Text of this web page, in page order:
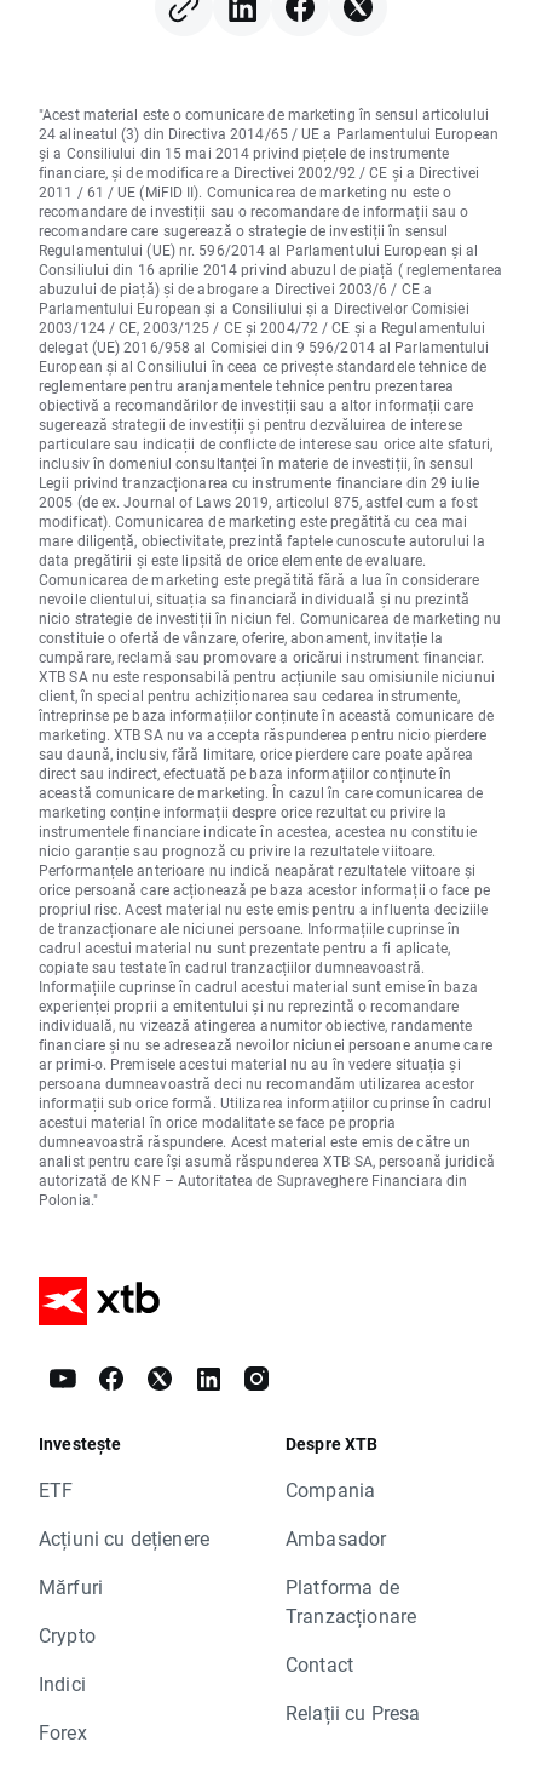
"Acest material este o comunicare de marketing în sensul articolului
24 alineatul (3) din Directiva 2014/65 / UE a Parlamentului European
și a Consiliului din 15 mai 2014 privind piețele de instrumente
financiare, și de modificare a Directivei 2002/92 / CE și a Directivei
2011 / 61 / UE (MiFID II). Comunicarea de marketing nu este o
recomandare de investiții sau o recomandare de informații sau o
recomandare care sugerează o strategie de investiții în sensul
Regulamentului (UE) nr. 596/2014 al Parlamentului European și al
Consiliului din 16 aprilie 2014 privind abuzul de piață ( reglementarea
abuzului de piață) și de abrogare a Directivei 2003/6 / CE a
Parlamentului European și a Consiliului și a Directivelor Comisiei
2003/124 / CE, 2003/125 / CE și 2004/72 / CE și a Regulamentului
delegat (UE) 2016/958 al Comisiei din 9 596/2014 al Parlamentului
European și al Consiliului în ceea ce privește standardele tehnice de
reglementare pentru aranjamentele tehnice pentru prezentarea
obiectivă a recomandărilor de investiții sau a altor informații care
sugerează strategii de investiții și pentru dezvăluirea de interese
particulare sau indicații de conflicte de interese sau orice alte sfaturi,
inclusiv în domeniul consultanței în materie de investiții, în sensul
Legii privind tranzacționarea cu instrumente financiare din 29 iulie
2005 (de ex. Journal of Laws 2019, articolul 875, astfel cum a fost
modificat). Comunicarea de marketing este pregătită cu cea mai
mare diligență, obiectivitate, prezintă faptele cunoscute autorului la
data pregătirii și este lipsită de orice elemente de evaluare.
Comunicarea de marketing este pregătită fără a lua în considerare
nevoile clientului, situația sa financiară individuală și nu prezintă
nicio strategie de investiții în niciun fel. Comunicarea de marketing nu
constituie o ofertă de vânzare, oferire, abonament, invitație la
cumpărare, reclamă sau promovare a oricărui instrument financiar.
XTB SA nu este responsabilă pentru acțiunile sau omisiunile niciunui
client, în special pentru achiziționarea sau cedarea instrumente,
întreprinse pe baza informațiilor conținute în această comunicare de
marketing. XTB SA nu va accepta răspunderea pentru nicio pierdere
sau daună, inclusiv, fără limitare, orice pierdere care poate apărea
direct sau indirect, efectuată pe baza informațiilor conținute în
această comunicare de marketing. În cazul în care comunicarea de
marketing conține informații despre orice rezultat cu privire la
instrumentele financiare indicate în acestea, acestea nu constituie
nicio garanție sau prognoză cu privire la rezultatele viitoare.
Performanțele anterioare nu indică neapărat rezultatele viitoare și
orice persoană care acționează pe baza acestor informații o face pe
propriul risc. Acest material nu este emis pentru a influenta deciziile
de tranzacționare ale niciunei persoane. Informațiile cuprinse în
cadrul acestui material nu sunt prezentate pentru a fi aplicate,
copiate sau testate în cadrul tranzacțiilor dumneavoastră.
Informațiile cuprinse în cadrul acestui material sunt emise în baza
experienței proprii a emitentului și nu reprezintă o recomandare
individuală, nu vizează atingerea anumitor obiective, randamente
financiare și nu se adresează nevoilor niciunei persoane anume care
ar primi-o. Premisele acestui material nu au în vedere situația și
persoana dumneavoastră deci nu recomandăm utilizarea acestor
informații sub orice formă. Utilizarea informațiilor cuprinse în cadrul
acestui material în orice modalitate se face pe propria
dumneavoastră răspundere. Acest material este emis de către un
analist pentru care își asumă răspunderea XTB SA, persoană juridică
autorizată de KNF – Autoritatea de Supraveghere Financiara din
Polonia."
Investește
ETF
Acțiuni cu dețienere
Mărfuri
Crypto
Indici
Forex
Despre XTB
Compania
Ambasador
Platforma de
Tranzacționare
Contact
Relații cu Presa